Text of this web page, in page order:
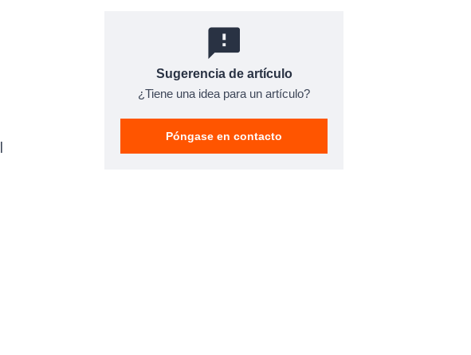
Sugerencia de artículo
¿Tiene una idea para un artículo?
Póngase en contacto